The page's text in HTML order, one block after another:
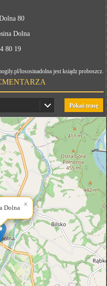
80
Dolna
80 19
lososinadolna jest ksiądz proboszcz.
Pokaż trasę
Dolna ×